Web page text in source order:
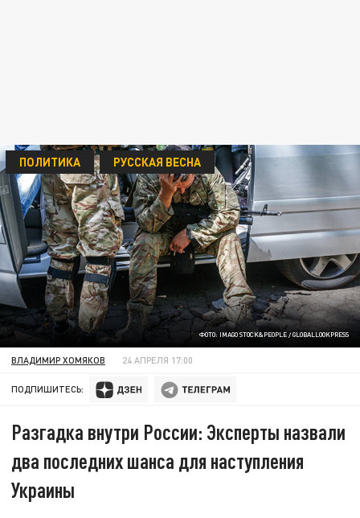
ФОТО: IMAGO STOCK&PEOPLE / GLOBALLOOKPRESS
ПОЛИТИКА РУССКАЯ ВЕСНА
ВЛАДИМИР ХОМЯКОВ 24 АПРЕЛЯ 17:00
ПОДПИШИТЕСЬ:
Разгадка внутри России: Эксперты назвали
два последних шанса для наступления
Украины